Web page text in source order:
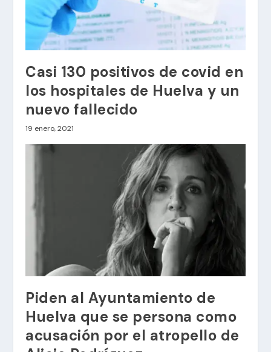
Casi 130 positivos de covid en
los hospitales de Huelva y un
nuevo fallecido
19 enero, 2021
Piden al Ayuntamiento de
Huelva que se persona como
acusación por el atropello de